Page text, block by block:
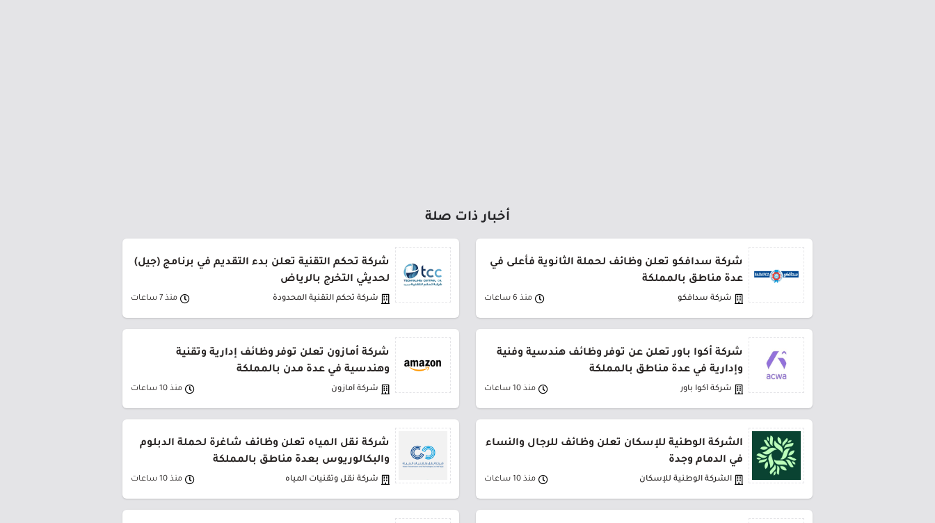
أخبار ذات صلة
شركة سدافكو تعلن وظائف لحملة الثانوية فأعلى في
عدة مناطق بالمملكة
شركة سدافكو منذ 6 ساعات
شركة تحكم التقنية تعلن بدء التقديم في برنامج (جيل)
لحديثي التخرج بالرياض
شركة تحكم التقنية المحدودة منذ 7 ساعات
شركة أكوا باور تعلن عن توفر وظائف هندسية وفنية
وإدارية في عدة مناطق بالمملكة
شركة أكوا باور منذ 10 ساعات
شركة أمازون تعلن توفر وظائف إدارية وتقنية
وهندسية في عدة مدن بالمملكة
شركة أمازون منذ 10 ساعات
الشركة الوطنية للإسكان تعلن وظائف للرجال والنساء
في الدمام وجدة
الشركة الوطنية للإسكان منذ 10 ساعات
شركة نقل المياه تعلن وظائف شاغرة لحملة الدبلوم
والبكالوريوس بعدة مناطق بالمملكة
شركة نقل وتقنيات المياه منذ 10 ساعات